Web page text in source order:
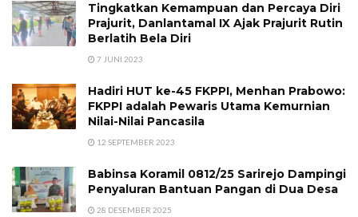
Tingkatkan Kemampuan dan Percaya Diri
Prajurit, Danlantamal IX Ajak Prajurit Rutin
Berlatih Bela Diri
7 JUNI 2023
Hadiri HUT ke-45 FKPPI, Menhan Prabowo:
FKPPI adalah Pewaris Utama Kemurnian
Nilai-Nilai Pancasila
12 SEPTEMBER 2023
Babinsa Koramil 0812/25 Sarirejo Dampingi
Penyaluran Bantuan Pangan di Dua Desa
28 DESEMBER 2025